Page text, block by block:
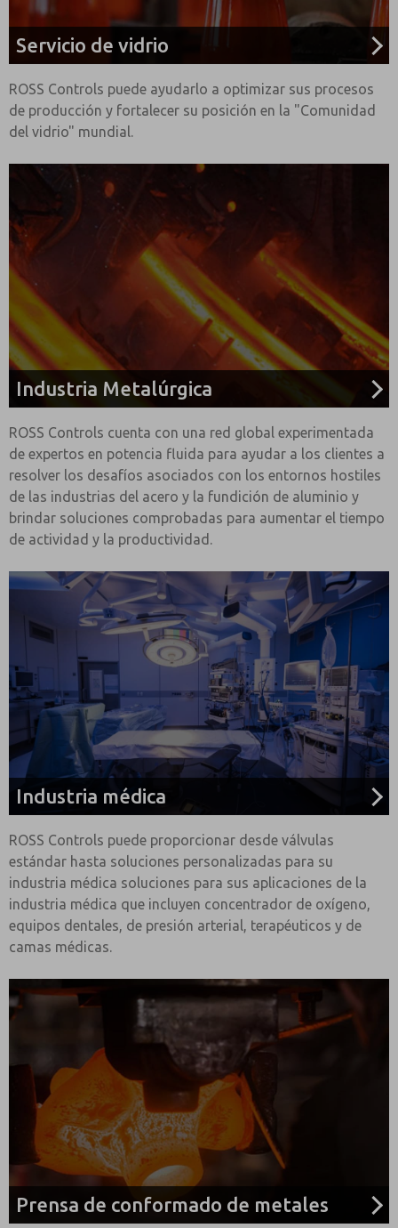
Servicio de vidrio
ROSS Controls puede ayudarlo a optimizar sus procesos
de producción y fortalecer su posición en la "Comunidad
del vidrio" mundial.
Industria Metalúrgica
ROSS Controls cuenta con una red global experimentada
de expertos en potencia fluida para ayudar a los clientes a
resolver los desafíos asociados con los entornos hostiles
de las industrias del acero y la fundición de aluminio y
brindar soluciones comprobadas para aumentar el tiempo
de actividad y la productividad.
Industria médica
ROSS Controls puede proporcionar desde válvulas
estándar hasta soluciones personalizadas para su
industria médica soluciones para sus aplicaciones de la
industria médica que incluyen concentrador de oxígeno,
equipos dentales, de presión arterial, terapéuticos y de
camas médicas.
Prensa de conformado de metales